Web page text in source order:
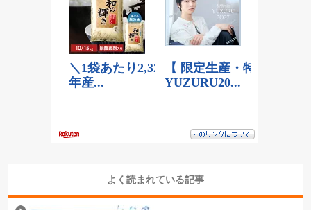
よく読まれている記事